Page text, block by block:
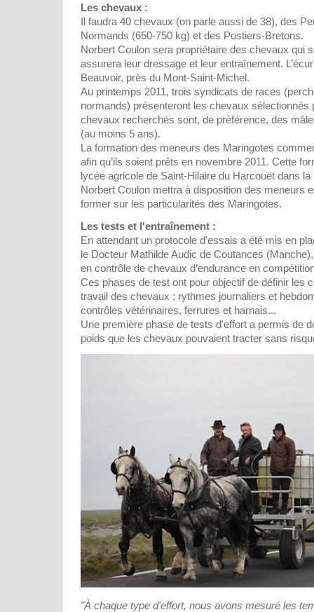
Les chevaux :
Il faudra 40 chevaux (on parle aussi de 38), des
Normands (650-750 kg) et des Postiers-Bretons.
Norbert Coulon sera propriétaire des chevaux qui
assurera leur dressage et leur entraînement.
Beauvoir, près du Mont-Saint-Michel.
Au printemps 2011, trois syndicats de races
normands) présenteront les chevaux sélectionnés
chevaux recherchés sont, de préférence, des
(au moins 5 ans).
La formation des meneurs des Maringotes
afin qu’ils soient prêts en novembre 2011. Cette
lycée agricole de Saint-Hilaire du Harcouët dans la
Norbert Coulon mettra à disposition des meneurs
former sur les particularités des Maringotes.
Les tests et l'entraînement :
En attendant un protocole d'essais a été mis en
le Docteur Mathilde Audic de Coutances
en contrôle de chevaux d’endurance en
Ces phases de test ont pour objectif de définir les
travail des chevaux : rythmes journaliers et
contrôles vétérinaires, ferrures et harnais...
Une première phase de tests d'effort a permis de
poids que les chevaux pouvaient tracter sans
"À chaque type d'effort, nous avons mesuré les